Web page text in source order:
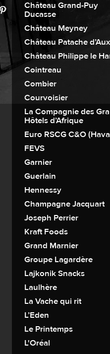
Château Grand-Puy
Ducasse
Château Meyney
Château Patache d’Aux
Château Philippe le
Cointreau
Combier
Courvoisier
La Compagnie des
Hôtels d’Afrique
Euro RSCG C&O
FEVS
Garnier
Guerlain
Hennessy
Champagne Jacquart
Joseph Perrier
Kraft Foods
Grand Marnier
Groupe Lagardère
Lajkonik Snacks
Laulhère
La Vache qui rit
L’Eden
Le Printemps
L'Oréal